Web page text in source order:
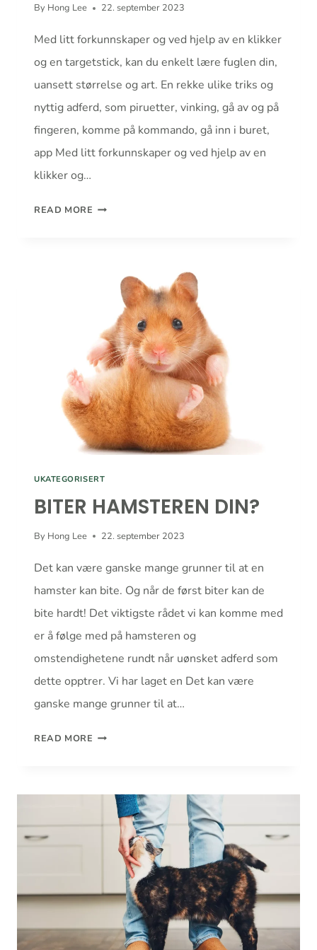
By Hong Lee 22. september 2023
Med litt forkunnskaper og ved hjelp av en klikker
og en targetstick, kan du enkelt lære fuglen din,
uansett størrelse og art. En rekke ulike triks og
nyttig adferd, som piruetter, vinking, gå av og på
fingeren, komme på kommando, gå inn i buret,
app Med litt forkunnskaper og ved hjelp av en
klikker og…
READ MORE KLIKKERTRENING
UKATEGORISERT
​BITER HAMSTEREN DIN?
By Hong Lee 22. september 2023
Det kan være ganske mange grunner til at en
hamster kan bite. Og når de først biter kan de
bite hardt! Det viktigste rådet vi kan komme med
er å følge med på hamsteren og
omstendighetene rundt når uønsket adferd som
dette opptrer. Vi har laget en Det kan være
ganske mange grunner til at…
READ MORE